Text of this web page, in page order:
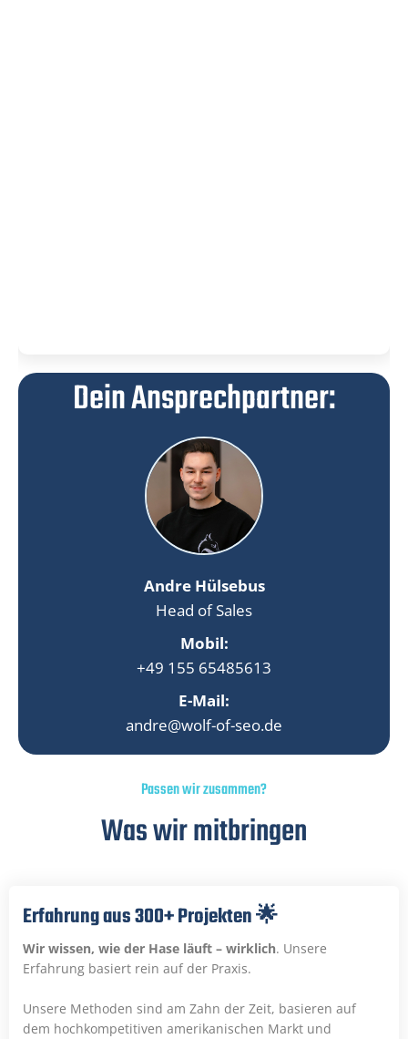
Dein Ansprechpartner:
Andre Hülsebus
Head of Sales
Mobil:
+49 155 65485613
E-Mail:
andre@wolf-of-seo.de
Passen wir zusammen?
Was wir mitbringen
Erfahrung aus 300+ Projekten 🌟​
Wir wissen, wie der Hase läuft – wirklich. Unsere
Erfahrung basiert rein auf der Praxis.
Unsere Methoden sind am Zahn der Zeit, basieren auf
dem hochkompetitiven amerikanischen Markt und